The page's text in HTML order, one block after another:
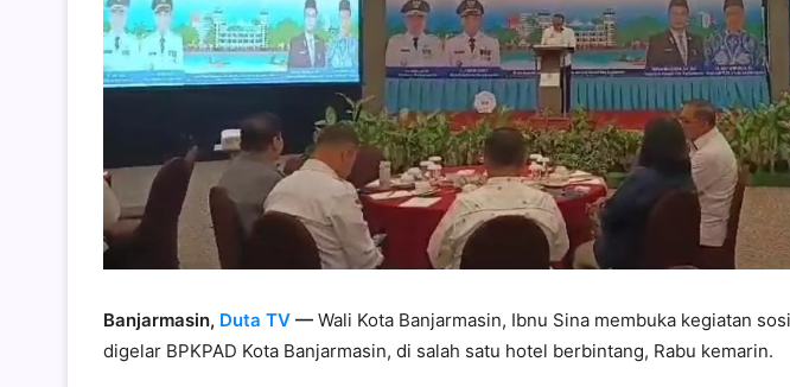
Banjarmasin, Duta TV — Wali Kota Banjarmasin, Ibnu Sina membuka kegiatan
digelar BPKPAD Kota Banjarmasin, di salah satu hotel berbintang, Rabu kemarin.